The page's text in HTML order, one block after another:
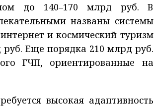
до 140–170 млрд руб. В
названы системы
и космический туризм
Еще порядка 210 млрд руб.
ГЧП, ориентированные на
высокая адаптивность